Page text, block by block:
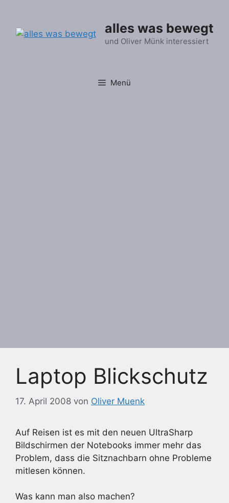
springen
alles was bewegt
und Oliver Münk interessiert
Menü
Laptop Blickschutz
17. April 2008 von Oliver Muenk
Auf Reisen ist es mit den neuen UltraSharp
Bildschirmen der Notebooks immer mehr das
Problem, dass die Sitznachbarn ohne Probleme
mitlesen können.
Was kann man also machen?